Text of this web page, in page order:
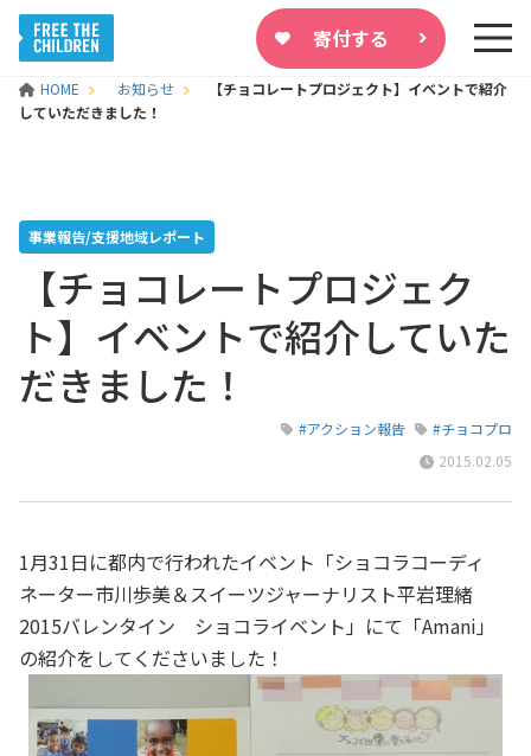
寄付する
HOME お知らせ
【チョコレートプロジェクト】イベントで紹介
していただきました！
事業報告/支援地域レポート
【チョコレートプロジェク
ト】イベントで紹介していた
だきました！
#アクション報告
#チョコプロ
2015.02.05
1月31日に都内で行われたイベント「ショコラコーディ
ネーター市川歩美＆スイーツジャーナリスト平岩理緒
2015バレンタイン ショコライベント」にて「Amani」
の紹介をしてくださいました！